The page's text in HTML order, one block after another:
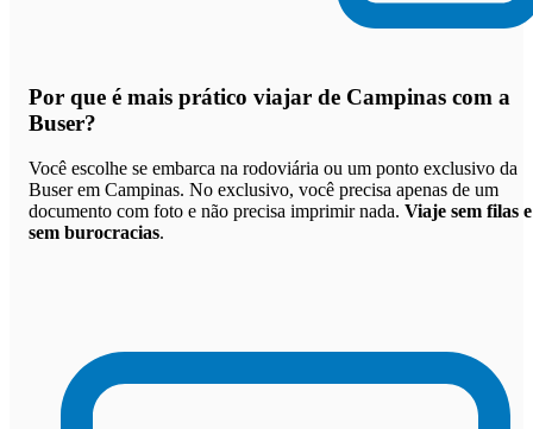
Por que é mais prático viajar de Campinas com a
Buser?
Você escolhe se embarca na rodoviária ou um ponto exclusivo da
Buser em Campinas. No exclusivo, você precisa apenas de um
documento com foto e não precisa imprimir nada. Viaje sem filas e
sem burocracias.